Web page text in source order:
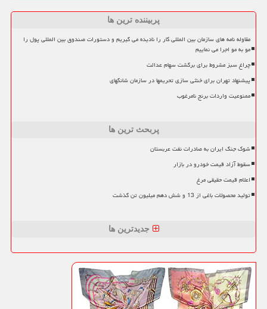
پربیننده ترین ها
مقاوله نامه های سازمان بین المللی کار را نادیده می گیریم و دستورات صندوق بین المللی پول را
مو به مو اجرا می نماییم
چراغ سبز مشروط برای برگشت سهام عدالت
پیشنهاد تهران برای خنثی سازی تحریمها در سازمان شانگهای
ممنوعیت واردات برنج نامرغوب
پربحث ترین ها
شوک جنگ ایران به صادرات نفت عربستان
سقوط آزاد قیمت خودرو در بازار
اعلام قیمت حقیقی مرغ
تولید محصولات باغی از 13 و شش دهم میلیون تن گذشت
جدیدترین ها